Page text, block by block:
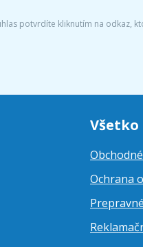
potvrdíte kliknutím na odkaz,
Všetko
Ochrana